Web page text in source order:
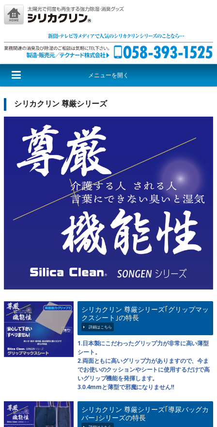
メニューを開く
尊厳シリーズ 音援団シリーズ レッドウルフ
シリカクリン 尊厳シリーズ
シリカクリン 尊厳シリーズ｢グリップマッ
クスシート｣の特長
1.日本製にこだわったグリップ力が非常に高い薄型
シート。
2.両面ともに高いグリップ力がありますので、今ま
でお使いのクッションやシートに使用するだけで高
いグリップ機能を発揮します。
3.0.4mmと薄型で邪魔になりません‼
シリカクリン 尊厳シリーズ｢導尿バッグカ
バー｣シリーズの特長